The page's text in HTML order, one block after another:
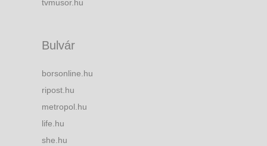
tvmusor.hu
Bulvár
borsonline.hu
ripost.hu
metropol.hu
life.hu
she.hu